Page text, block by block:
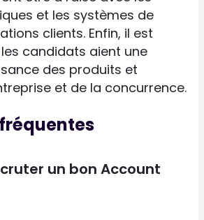
et les systèmes de
clients. Enfin, il est
candidats aient une
des produits et
et de la concurrence.
un bon Account